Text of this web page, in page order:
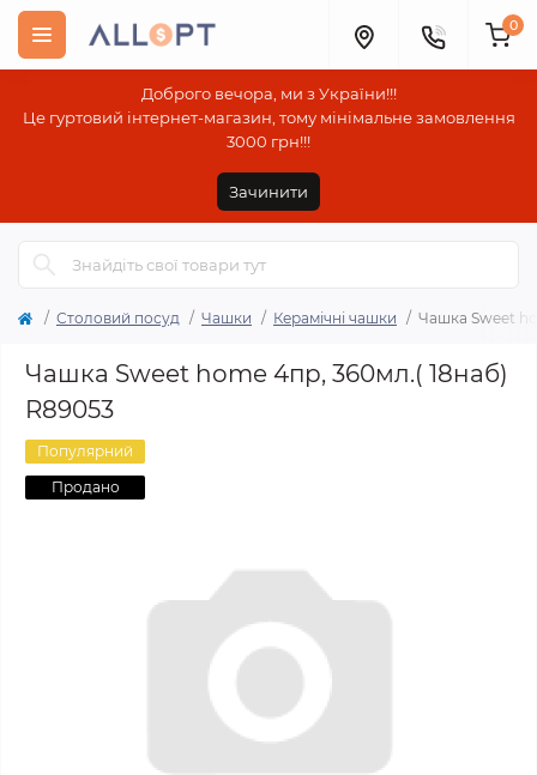
Доброго вечора, ми з України!!!
Це гуртовий інтернет-магазин, тому мінімальне замовлення
3000 грн!!!
Зачинити
0
Столовий посуд Чашки Керамічні чашки Чашка Sweet
Чашка Sweet home 4пр, 360мл.( 18наб)
R89053
Популярний
Продано